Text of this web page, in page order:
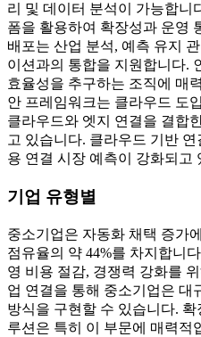
리 및 데이터 분석이 가능합니
폼을 활용하여 확장성과 운영
배포는 산업 분석, 예측 유지
이션과의 통합을 지원합니다.
효율성을 추구하는 조직에 매
안 프레임워크는 클라우드 도
클라우드와 엣지 연결을 결합
고 있습니다. 클라우드 기반
용 연결 시장 예측이 강화되고
기업 유형별
중소기업은 자동화 채택 증가
점유율의 약 44%를 차지합니
영 비용 절감, 경쟁력 강화를
업 연결을 통해 중소기업은 대
방식을 구현할 수 있습니다.
루션은 특히 이 부문에 매력적